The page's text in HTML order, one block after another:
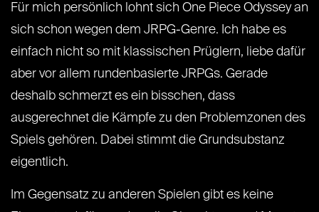
Für mich persönlich lohnt sich One Piece Odyssey an
sich schon wegen dem JRPG-Genre. Ich habe es
einfach nicht so mit klassischen Prüglern, liebe dafür
aber vor allem rundenbasierte JRPGs. Gerade
deshalb schmerzt es ein bisschen, dass
ausgerechnet die Kämpfe zu den Problemzonen des
Spiels gehören. Dabei stimmt die Grundsubstanz
eigentlich.
Im Gegensatz zu anderen Spielen gibt es keine